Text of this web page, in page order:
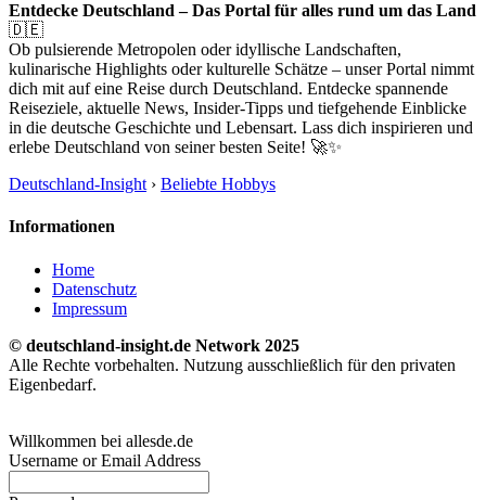
Entdecke Deutschland – Das Portal für alles rund um das Land
🇩🇪
Ob pulsierende Metropolen oder idyllische Landschaften,
kulinarische Highlights oder kulturelle Schätze – unser Portal nimmt
dich mit auf eine Reise durch Deutschland. Entdecke spannende
Reiseziele, aktuelle News, Insider-Tipps und tiefgehende Einblicke
in die deutsche Geschichte und Lebensart. Lass dich inspirieren und
erlebe Deutschland von seiner besten Seite! 🚀✨
Deutschland-Insight › Beliebte Hobbys
Informationen
Home
Datenschutz
Impressum
© deutschland-insight.de Network 2025
Alle Rechte vorbehalten. Nutzung ausschließlich für den privaten
Eigenbedarf.
Willkommen bei allesde.de
Username or Email Address